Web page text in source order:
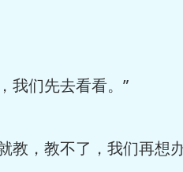
们先去看看。”
，教不了，我们再想